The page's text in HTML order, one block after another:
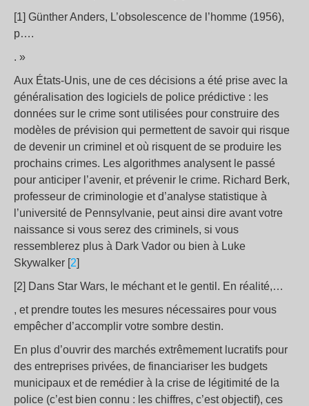
[1] Günther Anders, L’obsolescence de l’homme (1956),
p….
. »
Aux États-Unis, une de ces décisions a été prise avec la
généralisation des logiciels de police prédictive : les
données sur le crime sont utilisées pour construire des
modèles de prévision qui permettent de savoir qui risque
de devenir un criminel et où risquent de se produire les
prochains crimes. Les algorithmes analysent le passé
pour anticiper l’avenir, et prévenir le crime. Richard Berk,
professeur de criminologie et d’analyse statistique à
l’université de Pennsylvanie, peut ainsi dire avant votre
naissance si vous serez des criminels, si vous
ressemblerez plus à Dark Vador ou bien à Luke
Skywalker [2]
[2] Dans Star Wars, le méchant et le gentil. En réalité,…
, et prendre toutes les mesures nécessaires pour vous
empêcher d’accomplir votre sombre destin.
En plus d’ouvrir des marchés extrêmement lucratifs pour
des entreprises privées, de financiariser les budgets
municipaux et de remédier à la crise de légitimité de la
police (c’est bien connu : les chiffres, c’est objectif), ces